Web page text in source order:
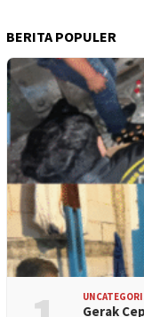
BERITA POPULER
Gerak